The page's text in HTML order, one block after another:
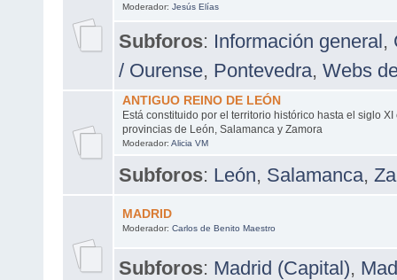
Moderador: Jesús Elías
Subforos: Información general,
/ Ourense, Pontevedra, Webs
ANTIGUO REINO DE LEÓN
Está constituido por el territorio histórico hasta el siglo
provincias de León, Salamanca y Zamora
Moderador: Alicia VM
Subforos: León, Salamanca,
MADRID
Moderador: Carlos de Benito Maestro
Subforos: Madrid (Capital),